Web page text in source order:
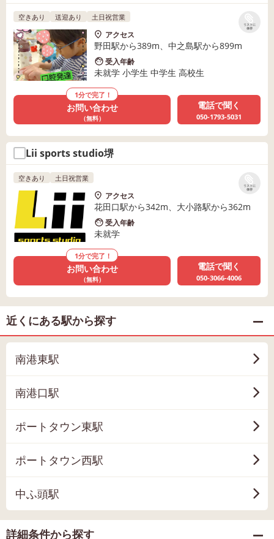
リストに
保存
空きあり 送迎あり 土日祝営業
アクセス
野田駅から389m、中之島駅から899m
受入年齢
未就学 小学生 中学生 高校生
1分で完了！
お問い合わせ
（無料）
電話で聞く
050-1793-5031
Lii sports studio堺
リストに
保存
空きあり 土日祝営業
アクセス
花田口駅から342m、大小路駅から362m
受入年齢
未就学
1分で完了！
お問い合わせ
（無料）
電話で聞く
050-3066-4006
近くにある駅から探す
南港東駅
南港口駅
ポートタウン東駅
ポートタウン西駅
中ふ頭駅
詳細条件から探す